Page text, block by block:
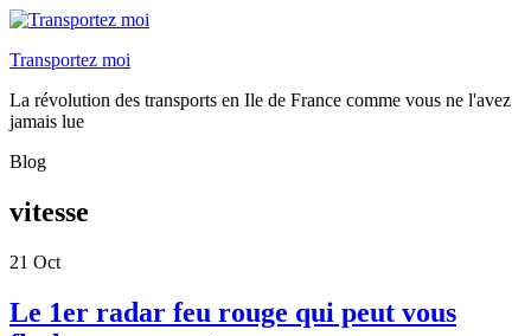
Transportez moi
La révolution des transports en Ile de France comme vous ne l'avez
jamais lue
Blog
vitesse
21 Oct
Le 1er radar feu rouge qui peut vous